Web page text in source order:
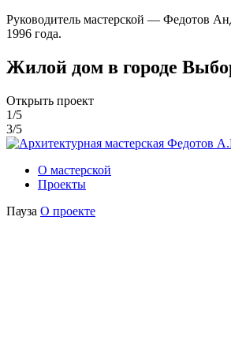
Руководитель мастерской — Федотов
1996 года.
Жилой дом в городе
Открыть проект
1/5
3/5
О мастерской
Проекты
Пауза О проекте